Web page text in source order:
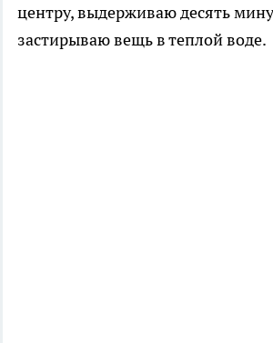
центру, выдерживаю десять
застирываю вещь в теплой воде.